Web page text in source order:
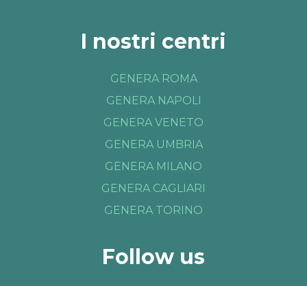
I nostri centri
GENERA ROMA
GENERA NAPOLI
GENERA VENETO
GENERA UMBRIA
GENERA MILANO
GENERA CAGLIARI
GENERA TORINO
Follow us